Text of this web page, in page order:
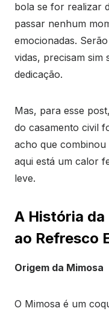
bola se for realizar
passar nenhum
emocionadas.
vidas, precisam sim
dedicação.
Mas, para esse
do casamento civil
acho que
aqui está um calor
leve.
A História
ao Refresco
Origem da Mimosa
O Mimosa é um